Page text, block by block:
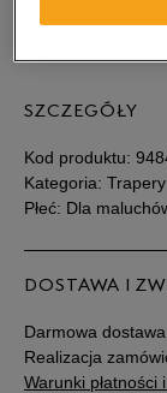
23 14 cm
23,5 14 cm
28 17
SZCZEGÓŁY
Kod produktu:
Kategoria: Trapery
Płeć: Dla
DOSTAWA I
Darmowa
Realizacja
Warunki płatności